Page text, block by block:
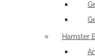
Hamster